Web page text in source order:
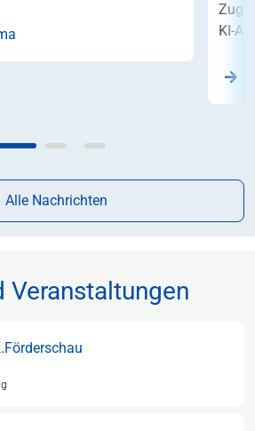
KI-
Alle Nachrichten
Veranstaltungen